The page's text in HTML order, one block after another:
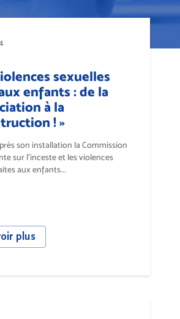
sexuelles
enfants : de la
à la
! »
son installation la Commission
sur l’inceste et les violences
aux enfants...
plus